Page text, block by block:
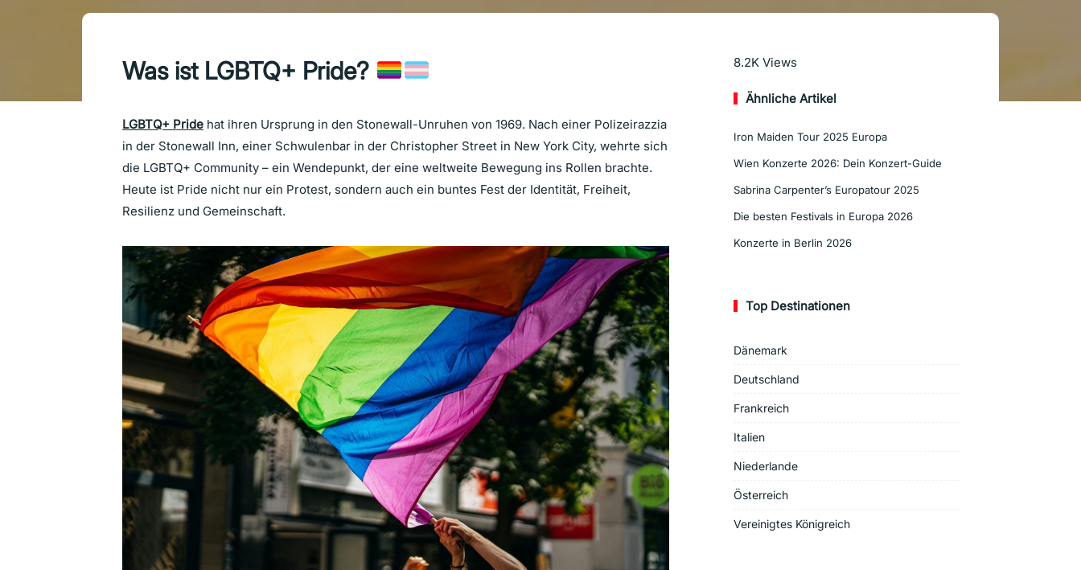
Was ist LGBTQ+ Pride?
LGBTQ+ Pride hat ihren Ursprung in den Stonewall-Unruhen von 1969. Nach einer Polizeirazzia
in der Stonewall Inn, einer Schwulenbar in der Christopher Street in New York City, wehrte sich
die LGBTQ+ Community – ein Wendepunkt, der eine weltweite Bewegung ins Rollen brachte.
Heute ist Pride nicht nur ein Protest, sondern auch ein buntes Fest der Identität, Freiheit,
Resilienz und Gemeinschaft.
Mehr lesen
8.2K Views
Ähnliche Artikel
Iron Maiden Tour 2025 Europa
Wien Konzerte 2026: Dein Konzert-Guide
Sabrina Carpenter’s Europatour 2025
Die besten Festivals in Europa 2026
Konzerte in Berlin 2026
Top Destinationen
Dänemark
Deutschland
Frankreich
Italien
Niederlande
Österreich
Vereinigtes Königreich